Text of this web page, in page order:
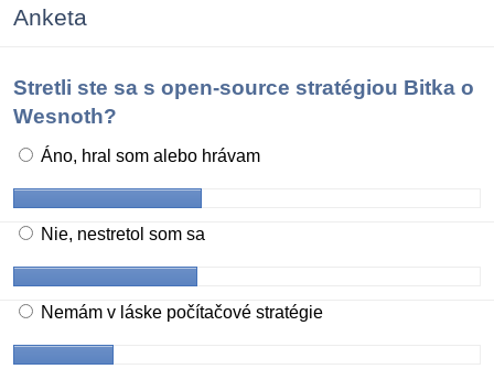
Anketa
Stretli ste sa s open-source stratégiou Bitka o
Wesnoth?
Áno, hral som alebo hrávam
Nie, nestretol som sa
Nemám v láske počítačové stratégie